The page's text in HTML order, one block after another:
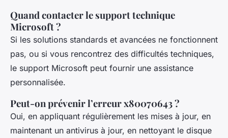
Quand contacter le support technique
Microsoft ?
Si les solutions standards et avancées ne fonctionnent
pas, ou si vous rencontrez des difficultés techniques,
le support Microsoft peut fournir une assistance
personnalisée.
Peut-on prévenir l’erreur x80070643 ?
Oui, en appliquant régulièrement les mises à jour, en
maintenant un antivirus à jour, en nettoyant le disque